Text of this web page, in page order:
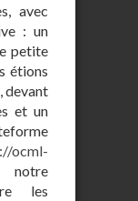
avec
: un
petite
étions
devant
et un
ocml-
les